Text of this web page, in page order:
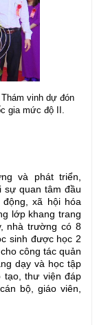
vinh dự đón
gia mức độ II.
và phát triển,
sự quan tâm đầu
xã hội hóa
lớp khang trang
nhà trường có 8
sinh được học 2
công tác quản
dạy và học tập
tạo, thư viện đáp
bộ, giáo viên,